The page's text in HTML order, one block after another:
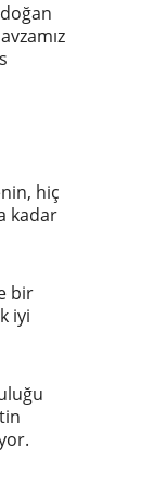
hiç
kadar
bir
iyi